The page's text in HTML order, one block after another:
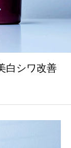
白シワ改善